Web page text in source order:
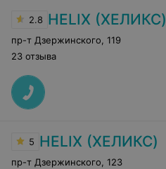
2.8 HELIX (ХЕЛИКС)
пр-т Дзержинского 119
23 отзыва
5 HELIX (ХЕЛИКС)
пр-т Дзержинского 123